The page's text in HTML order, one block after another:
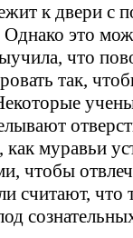
к двери с
это
что
так,
муравьи
чтобы
считают, что